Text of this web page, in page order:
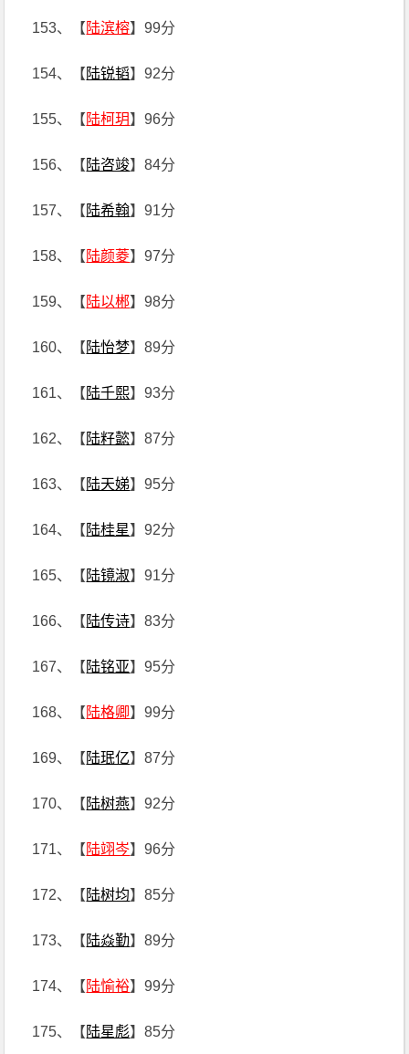
153、【陆滨榕】99分
154、【陆锐韬】92分
155、【陆柯玥】96分
156、【陆咨竣】84分
157、【陆希翰】91分
158、【陆颜菱】97分
159、【陆以郴】98分
160、【陆怡梦】89分
161、【陆千熙】93分
162、【陆籽懿】87分
163、【陆天娣】95分
164、【陆桂星】92分
165、【陆镜淑】91分
166、【陆传诗】83分
167、【陆铭亚】95分
168、【陆格卿】99分
169、【陆珉亿】87分
170、【陆树燕】92分
171、【陆翊岑】96分
172、【陆树均】85分
173、【陆焱勤】89分
174、【陆愉裕】99分
175、【陆星彪】85分